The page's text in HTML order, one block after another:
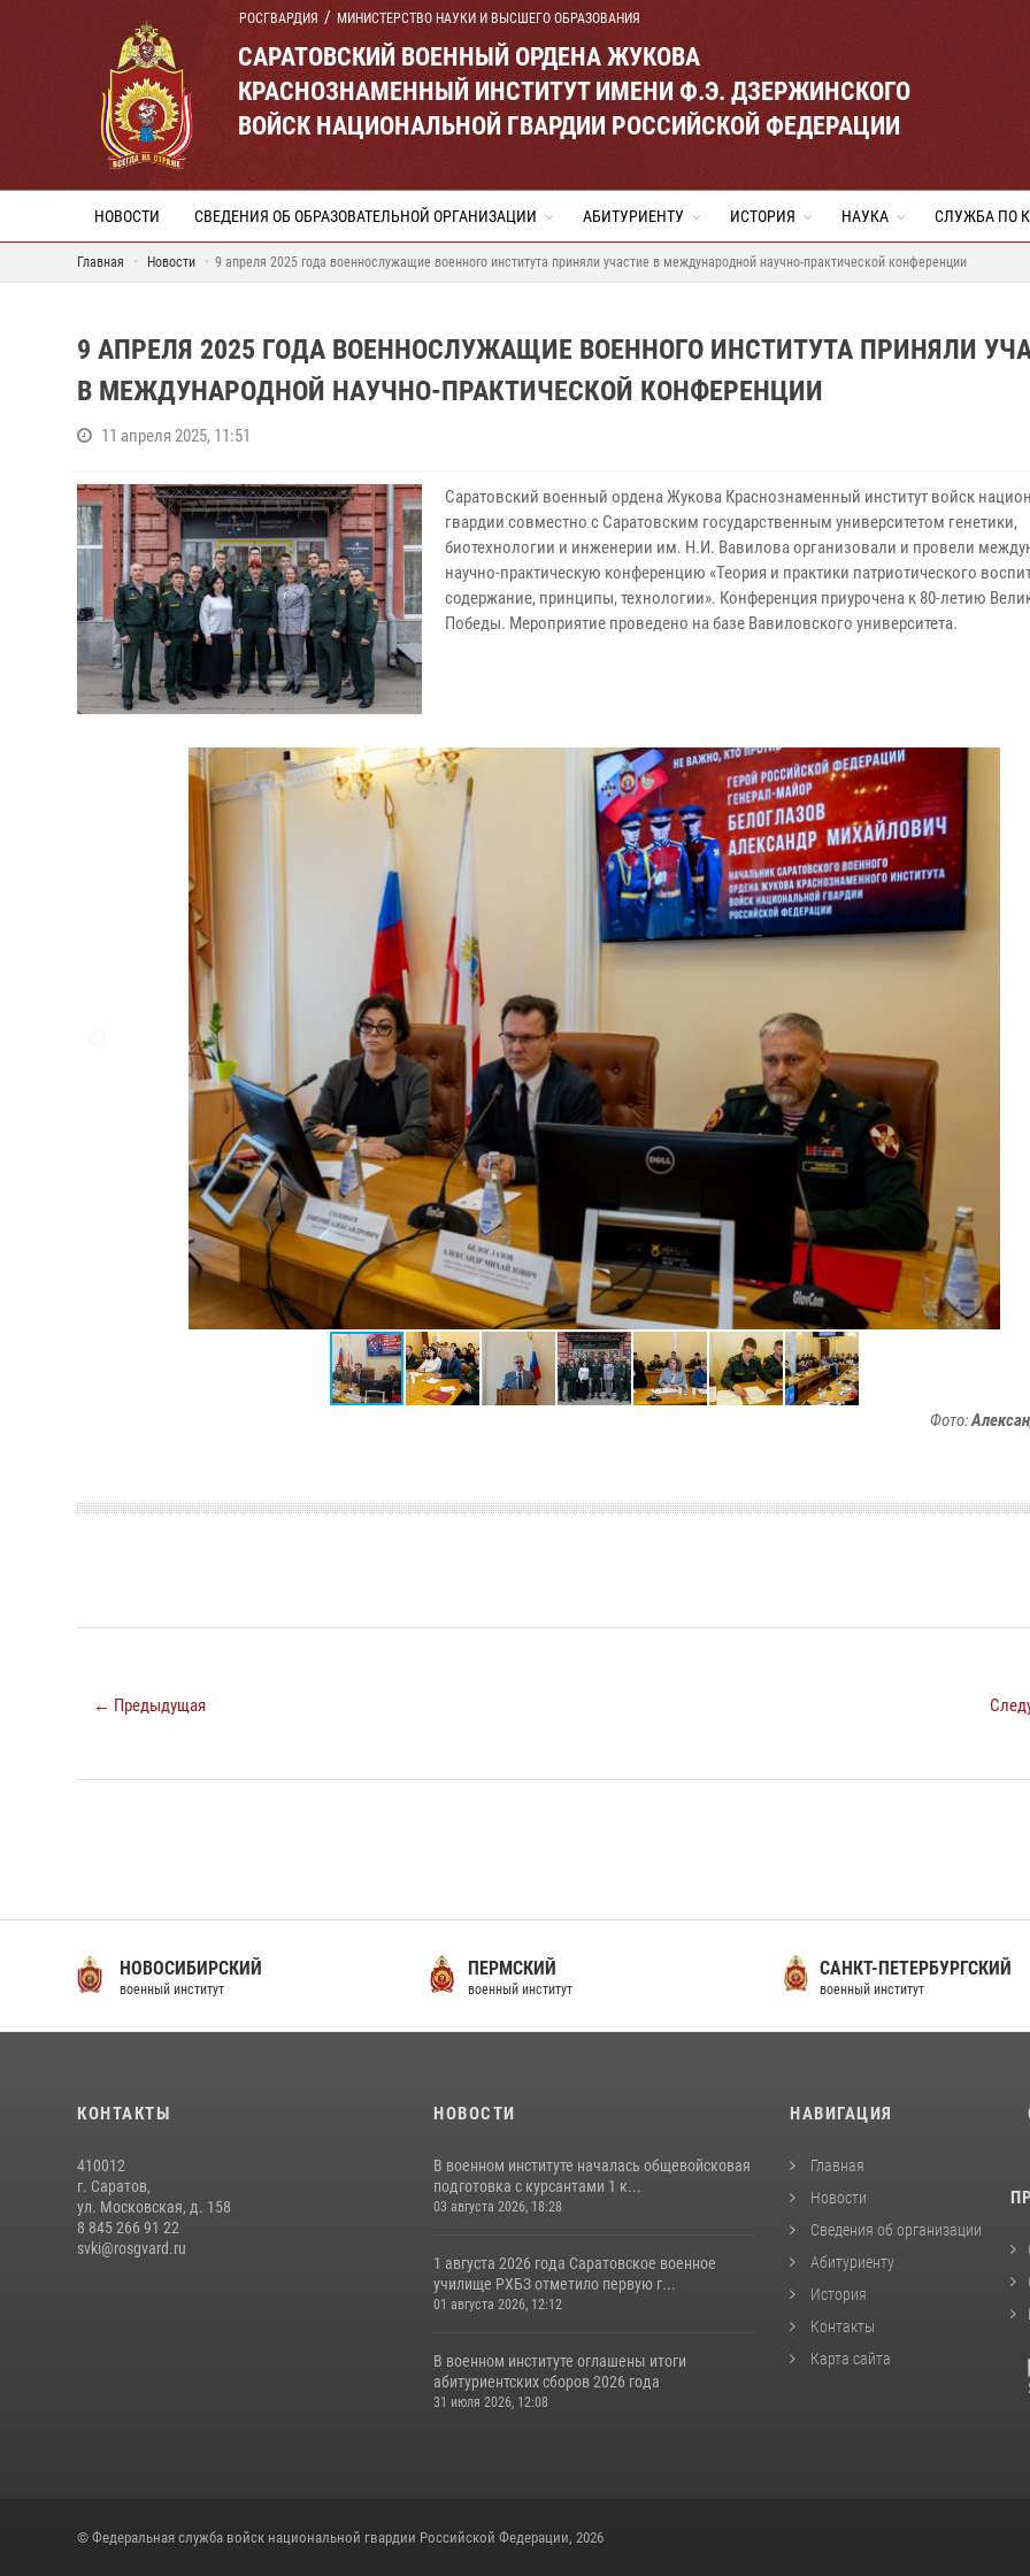
РОСГВАРДИЯ МИНИСТЕРСТВО НАУКИ И ВЫСШЕГО ОБРАЗОВАНИЯ
САРАТОВСКИЙ ВОЕННЫЙ ОРДЕНА ЖУКОВА
КРАСНОЗНАМЕННЫЙ ИНСТИТУТ ИМЕНИ Ф.Э. ДЗЕРЖИНСКОГО
ВОЙСК НАЦИОНАЛЬНОЙ ГВАРДИИ РОССИЙСКОЙ ФЕДЕРАЦИИ
НОВОСТИ СВЕДЕНИЯ ОБ ОБРАЗОВАТЕЛЬНОЙ ОРГАНИЗАЦИИ АБИТУРИЕНТУ ИСТОРИЯ НАУКА СЛУЖБА ПО
Главная Новости 9 апреля 2025 года военнослужащие военного института приняли участие в международной научно-практической конференции
9 АПРЕЛЯ 2025 ГОДА ВОЕННОСЛУЖАЩИЕ ВОЕННОГО ИНСТИТУТА ПРИНЯЛИ
В МЕЖДУНАРОДНОЙ НАУЧНО-ПРАКТИЧЕСКОЙ КОНФЕРЕНЦИИ
11 апреля 2025, 11:51
Саратовский военный ордена Жукова Краснознаменный институт войск
гвардии совместно с Саратовским государственным университетом генетики,
биотехнологии и инженерии им. Н.И. Вавилова организовали и провели
научно-практическую конференцию «Теория и практики патриотического
содержание, принципы, технологии». Конференция приурочена к 80-летию
Победы. Мероприятие проведено на базе Вавиловского университета.
Фото:
← Предыдущая
НОВОСИБИРСКИЙ
военный институт
ПЕРМСКИЙ
военный институт
САНКТ-ПЕТЕРБУРГСКИЙ
военный институт
КОНТАКТЫ
410012
г. Саратов,
ул. Московская, д. 158
8 845 266 91 22
svki@rosgvard.ru
НОВОСТИ
В военном институте началась общевойсковая
подготовка с курсантами 1 к...
03 августа 2026, 18:28
1 августа 2026 года Саратовское военное
училище РХБЗ отметило первую г...
01 августа 2026, 12:12
В военном институте оглашены итоги
абитуриентских сборов 2026 года
31 июля 2026, 12:08
НАВИГАЦИЯ
Главная
Новости
Сведения об организации
Абитуриенту
История
Контакты
Карта сайта
© Федеральная служба войск национальной гвардии Российской Федерации, 2026